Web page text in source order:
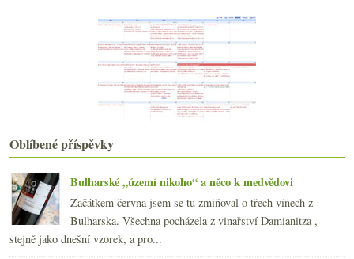
Případ Rosecco, chutě ryzlinků, víno a hudba, nela...
Hvězdné nebe v Chile – Altair a Sideral
Večer s neobvyklou kráskou Oxanou
Výsledky ankety „Frankovka vs. Vavřinec“
Slovinsko, Champagne a zvláštní Čechy
Patnáctivoltový Cabernet od Mondaviho
15x Maďarsko – od Olaszrizlingu po Bikavér
Historka s Lafitem
Něco málo o falešných vínech
Pinot Noir z Čech a Moravy 2005 – část I.
Malá domácí degustace whisky
Od Verony po Sardínii – 3x červená Itálie
Různé šarže a lahvování aneb z Velkých Pavlovic na...
Oblíbené příspěvky
Bulharské „území nikoho“ a něco k medvědovi
Začátkem června jsem se tu zmiňoval o třech vínech z
Bulharska. Všechna pocházela z vinařství Damianitza ,
stejně jako dnešní vzorek, a pro...